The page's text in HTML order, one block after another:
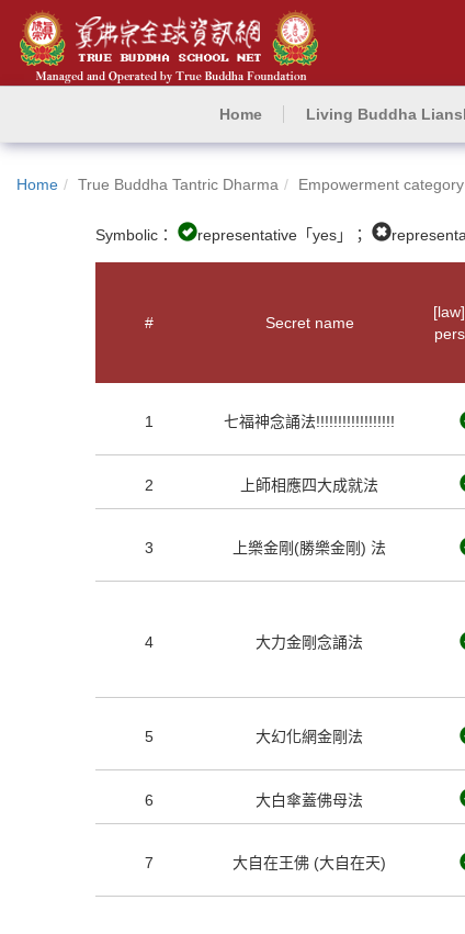
Home Living Buddha
Home True Buddha Tantric Dharma Empowerment category
Symbolic： representative「yes」；
# Secret name
1 七福神念誦法!!!!!!!!!!!!!!!!!!
2 上師相應四大成就法
3 上樂金剛(勝樂金剛) 法
4 大力金剛念誦法
5 大幻化網金剛法
6 大白傘蓋佛母法
7 大自在王佛 (大自在天)